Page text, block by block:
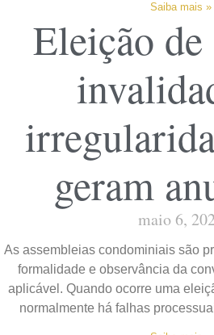
Saiba mais »
Eleição
geram
maio 6,
As assembleias condominiais são
formalidade e observância da
aplicável. Quando ocorre uma
normalmente há falhas